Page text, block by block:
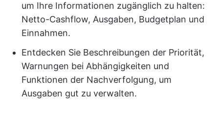
um Ihre Informationen zugänglich zu halten:
Netto-Cashflow, Ausgaben, Budgetplan und
Einnahmen.
Entdecken Sie Beschreibungen der Priorität,
Warnungen bei Abhängigkeiten und
Funktionen der Nachverfolgung, um
Ausgaben gut zu verwalten.